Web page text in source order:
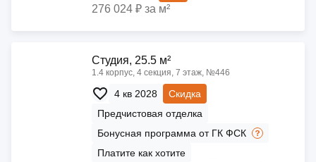
276 024 ₽ за м²
Cтудия, 25.5 м²
1.4 корпус, 4 секция, 7 этаж, №446
4 кв 2028
Скидка
Предчистовая отделка
Бонусная программа от ГК ФСК
Платите как хотите